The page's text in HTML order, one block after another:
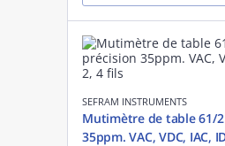
SEFRAM INSTRUMENTS
Mutimètre de table 61/
35ppm. VAC, VDC, IAC,